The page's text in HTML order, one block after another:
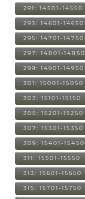
291: 14501-14550
293: 14601-14650
295: 14701-14750
297: 14801-14850
299: 14901-14950
301: 15001-15050
303: 15101-15150
305: 15201-15250
307: 15301-15350
309: 15401-15450
311: 15501-15550
313: 15601-15650
315: 15701-15750